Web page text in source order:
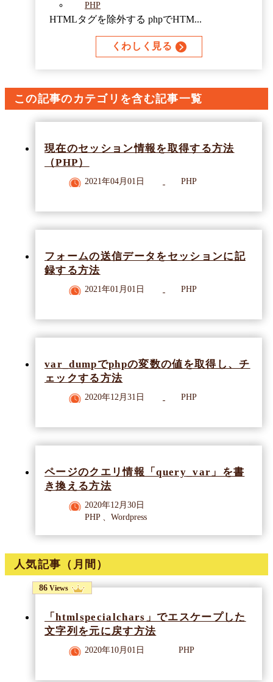
PHP
HTMLタグを除外する phpでHTM...
くわしく見る
この記事のカテゴリを含む記事一覧
現在のセッション情報を取得する方法
（PHP）
2021年04月01日 PHP
フォームの送信データをセッションに記
録する方法
2021年01月01日 PHP
var_dumpでphpの変数の値を取得し、チ
ェックする方法
2020年12月31日 PHP
ページのクエリ情報「query_var」を書
き換える方法
2020年12月30日
PHP 、Wordpress
人気記事（月間）
86 Views
「htmlspecialchars」でエスケープした
文字列を元に戻す方法
2020年10月01日 PHP